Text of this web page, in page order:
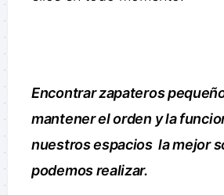
Encontrar zapateros
mantener el orden y la
nuestros espacios la mejor
podemos realizar.